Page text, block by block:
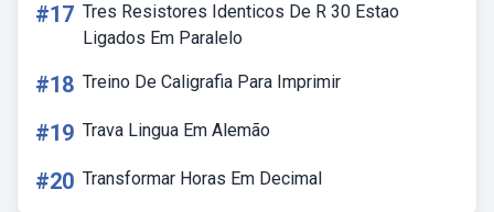
#17 Tres Resistores Identicos De R 30 Estao
Ligados Em Paralelo
#18 Treino De Caligrafia Para Imprimir
#19 Trava Lingua Em Alemão
#20 Transformar Horas Em Decimal